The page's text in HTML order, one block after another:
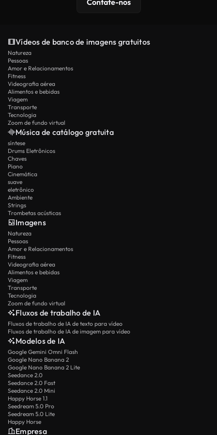
Contate-nos
Vídeos de banco de imagens gratuitos
Natureza
Pessoas
Amor e Relacionamentos
Fitness
Videografia aérea
Alimentos e bebidas
Viagem
Transporte
Tecnologia
Zoom de fundo virtual
Música de catálogo gratuita
síntese
Drums Eletrônicos
Chaves
Piano
Cinemática
suave
eletrônico
Ambiente
Strings
Trombetas acústicas
Imagens
Natureza
Pessoas
Amor e Relacionamentos
Fitness
Videografia aérea
Alimentos e bebidas
Viagem
Transporte
Tecnologia
Zoom de fundo virtual
Fluxos de trabalho de IA
Fluxos de trabalho de IA de texto para vídeo
Fluxos de trabalho de IA de imagem para vídeo
Modelos de IA
Google Gemini Omni Flash
Google Nano Banana 2
Google Nano Banana 2 Lite
Seedance 2.0
Seedance 2.0 Fast
Seedance 2.0 Mini
Happy Horse 1.1
Seedream 5.0 Pro
Seedream 5.0 Lite
Happy Horse
Empresa